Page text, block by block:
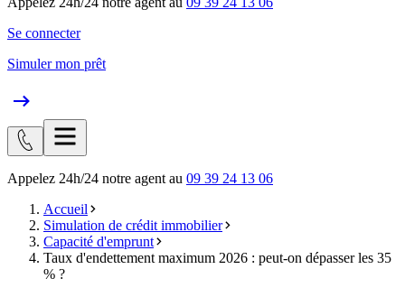
Se connecter
Simuler mon prêt
Appelez 24h/24 notre agent au 09 39 24 13 06
Accueil
Simulation de crédit immobilier
Capacité d'emprunt
Taux d'endettement maximum 2026 : peut-on dépasser les 35
% ?